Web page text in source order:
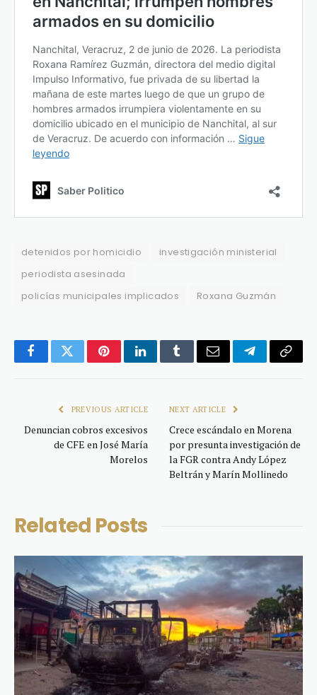
detenidos por homicidio
investigación ministerial
periodista asesinada
policías municipales implicados
Roxana Guzmán
FacebookTwitterPinterestLinkedInTumblrEmail TelegramCopy
PREVIOUS ARTICLE
Denuncian cobros excesivos
de CFE en José María
Morelos
NEXT ARTICLE
Crece escándalo en Morena
por presunta investigación de
la FGR contra Andy López
Beltrán y Marín Mollinedo
Related Posts